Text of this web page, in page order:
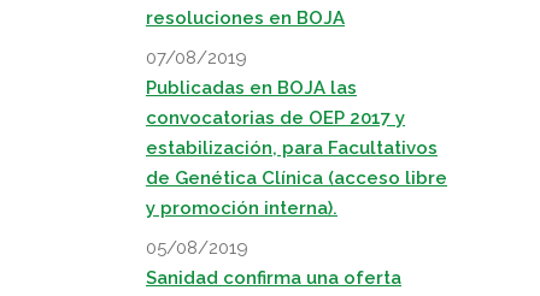
resoluciones en BOJA
07/08/2019
Publicadas en BOJA las
convocatorias de OEP 2017 y
estabilización, para Facultativos
de Genética Clínica (acceso libre
y promoción interna).
05/08/2019
Sanidad confirma una oferta